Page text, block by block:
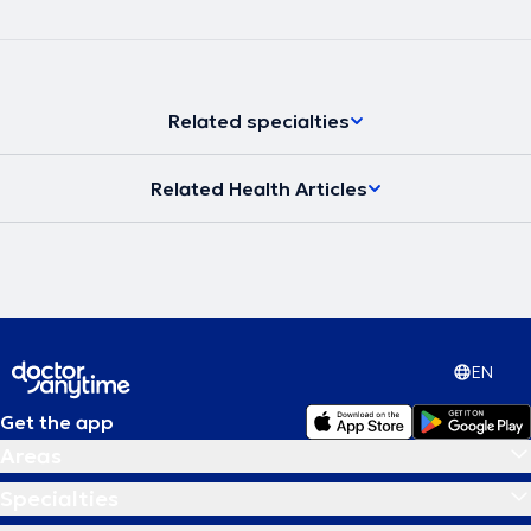
Related specialties
Related Health Articles
EN
Get the app